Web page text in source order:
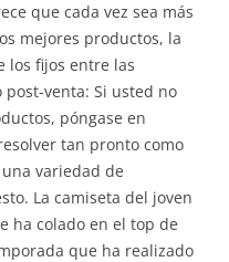
que cada vez sea más
mejores productos, la
los fijos entre las
post-venta: Si usted no
póngase en
tan pronto como
variedad de
La camiseta del joven
ha colado en el top de
que ha realizado